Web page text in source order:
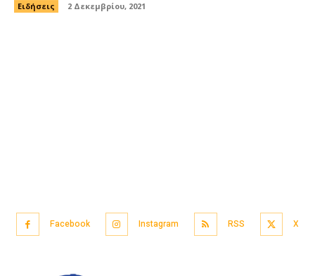
Ειδήσεις 2 Δεκεμβρίου, 2021
Facebook Instagram RSS X